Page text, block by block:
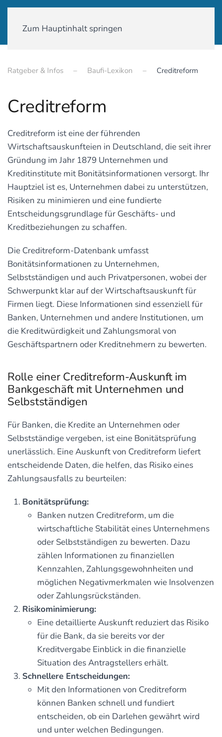
Zum Hauptinhalt springen
Ratgeber & Infos Baufi-Lexikon Creditreform
Creditreform
Creditreform ist eine der führenden
Wirtschaftsauskunfteien in Deutschland, die seit ihrer
Gründung im Jahr 1879 Unternehmen und
Kreditinstitute mit Bonitätsinformationen versorgt. Ihr
Hauptziel ist es, Unternehmen dabei zu unterstützen,
Risiken zu minimieren und eine fundierte
Entscheidungsgrundlage für Geschäfts- und
Kreditbeziehungen zu schaffen.
Die Creditreform-Datenbank umfasst
Bonitätsinformationen zu Unternehmen,
Selbstständigen und auch Privatpersonen, wobei der
Schwerpunkt klar auf der Wirtschaftsauskunft für
Firmen liegt. Diese Informationen sind essenziell für
Banken, Unternehmen und andere Institutionen, um
die Kreditwürdigkeit und Zahlungsmoral von
Geschäftspartnern oder Kreditnehmern zu bewerten.
Rolle einer Creditreform-Auskunft im
Bankgeschäft mit Unternehmen und
Selbstständigen
Für Banken, die Kredite an Unternehmen oder
Selbstständige vergeben, ist eine Bonitätsprüfung
unerlässlich. Eine Auskunft von Creditreform liefert
entscheidende Daten, die helfen, das Risiko eines
Zahlungsausfalls zu beurteilen:
Bonitätsprüfung:
Banken nutzen Creditreform, um die
wirtschaftliche Stabilität eines Unternehmens
oder Selbstständigen zu bewerten. Dazu
zählen Informationen zu finanziellen
Kennzahlen, Zahlungsgewohnheiten und
möglichen Negativmerkmalen wie Insolvenzen
oder Zahlungsrückständen.
Risikominimierung:
Eine detaillierte Auskunft reduziert das Risiko
für die Bank, da sie bereits vor der
Kreditvergabe Einblick in die finanzielle
Situation des Antragstellers erhält.
Schnellere Entscheidungen:
Mit den Informationen von Creditreform
können Banken schnell und fundiert
entscheiden, ob ein Darlehen gewährt wird
und unter welchen Bedingungen.